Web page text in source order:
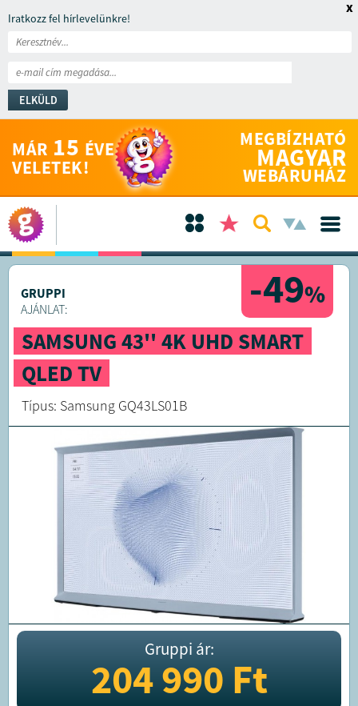
Iratkozz fel hírlevelünkre!
ELKÜLD
x
MÁR 15 ÉVE
VELETEK!
MEGBÍZHATÓ
MAGYAR
WEBÁRUHÁZ
-49%
GRUPPI
AJÁNLAT:
SAMSUNG 43'' 4K UHD SMART
QLED TV
Típus: Samsung GQ43LS01B
Gruppi ár:
204 990Ft